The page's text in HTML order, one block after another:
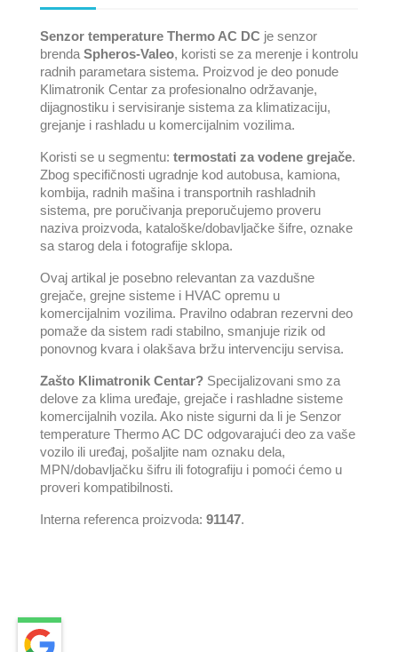
Senzor temperature Thermo AC DC je senzor
brenda Spheros-Valeo, koristi se za merenje i kontrolu
radnih parametara sistema. Proizvod je deo ponude
Klimatronik Centar za profesionalno održavanje,
dijagnostiku i servisiranje sistema za klimatizaciju,
grejanje i rashladu u komercijalnim vozilima.
Koristi se u segmentu: termostati za vodene grejače.
Zbog specifičnosti ugradnje kod autobusa, kamiona,
kombija, radnih mašina i transportnih rashladnih
sistema, pre poručivanja preporučujemo proveru
naziva proizvoda, kataloške/dobavljačke šifre, oznake
sa starog dela i fotografije sklopa.
Ovaj artikal je posebno relevantan za vazdušne
grejače, grejne sisteme i HVAC opremu u
komercijalnim vozilima. Pravilno odabran rezervni deo
pomaže da sistem radi stabilno, smanjuje rizik od
ponovnog kvara i olakšava bržu intervenciju servisa.
Zašto Klimatronik Centar? Specijalizovani smo za
delove za klima uređaje, grejače i rashladne sisteme
komercijalnih vozila. Ako niste sigurni da li je Senzor
temperature Thermo AC DC odgovarajući deo za vaše
vozilo ili uređaj, pošaljite nam oznaku dela,
MPN/dobavljačku šifru ili fotografiju i pomoći ćemo u
proveri kompatibilnosti.
Interna referenca proizvoda: 91147.